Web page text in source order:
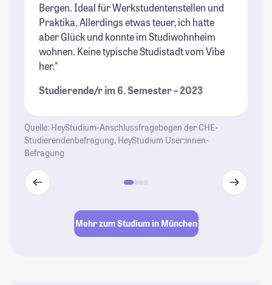
Bergen. Ideal für Werkstudentenstellen und
Praktika. Allerdings etwas teuer, ich hatte
aber Glück und konnte im Studiwohnheim
wohnen. Keine typische Studistadt vom Vibe
her."
Studierende/r im 6. Semester – 2023
Quelle: HeyStudium-Anschlussfragebogen der CHE-
Studierendenbefragung, HeyStudium User:innen-
Befragung
Mehr zum Studium in München